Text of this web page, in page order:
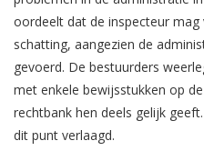
oordeelt dat de inspecteur
schatting, aangezien de
gevoerd. De bestuurders
met enkele bewijsstukken op
rechtbank hen deels gelijk
dit punt verlaagd.